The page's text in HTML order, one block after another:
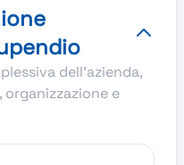
dell'azienda,
organizzazione e